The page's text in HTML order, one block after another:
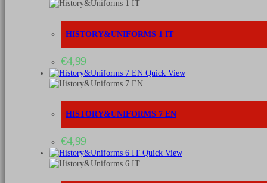
HISTORY&UNIFORMS 1 IT
€4,99
Quick View
HISTORY&UNIFORMS 7 EN
€4,99
Quick View